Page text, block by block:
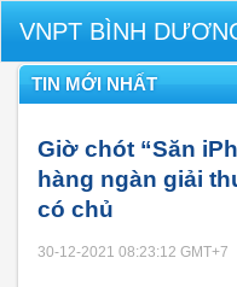
VNPT BÌNH
TIN MỚI NHẤT
Giờ chót “Săn
hàng ngàn giải
có chủ
30-12-2021 08:23:12 GMT+7